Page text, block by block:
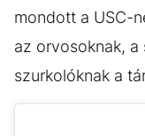
mondott a USC-
az orvosoknak, a
szurkolóknak a